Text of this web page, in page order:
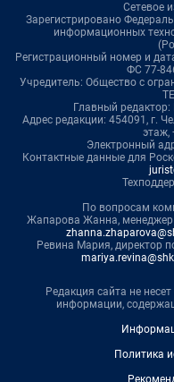
Сетевое
Зарегистрировано
информационных
Регистрационный номер и
ФС 77-
Учредитель: Общество с
Главный
Адрес редакции: 454091, г.
этаж,
Электронный
Контактные данные для
По вопросам
Жапарова Жанна, менеджер
Ревина Мария, директор
Редакция сайта не
информации,
Политика